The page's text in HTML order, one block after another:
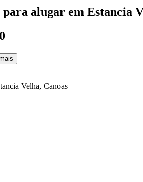
alugar em Estancia
Velha, Canoas